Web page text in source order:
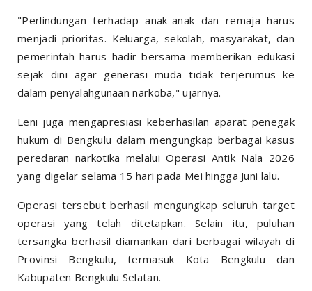
"Perlindungan terhadap anak-anak dan remaja harus
menjadi prioritas. Keluarga, sekolah, masyarakat, dan
pemerintah harus hadir bersama memberikan edukasi
sejak dini agar generasi muda tidak terjerumus ke
dalam penyalahgunaan narkoba," ujarnya.
Leni juga mengapresiasi keberhasilan aparat penegak
hukum di Bengkulu dalam mengungkap berbagai kasus
peredaran narkotika melalui Operasi Antik Nala 2026
yang digelar selama 15 hari pada Mei hingga Juni lalu.
Operasi tersebut berhasil mengungkap seluruh target
operasi yang telah ditetapkan. Selain itu, puluhan
tersangka berhasil diamankan dari berbagai wilayah di
Provinsi Bengkulu, termasuk Kota Bengkulu dan
Kabupaten Bengkulu Selatan.